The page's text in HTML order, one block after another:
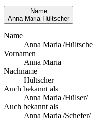
Name
Anna Maria Hültscher
Name
Anna Maria /
Vornamen
Anna Maria
Nachname
Hültscher
Auch bekannt als
Anna Maria /Hülser/
Auch bekannt als
Anna Maria /Schefer/